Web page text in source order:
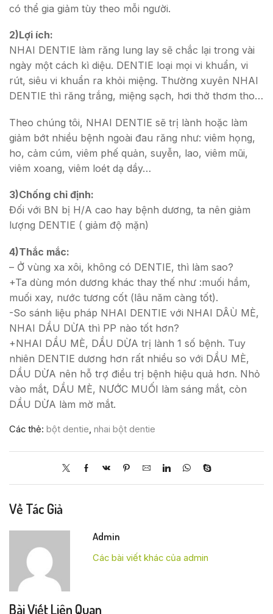
có thể gia giảm tùy theo mỗi người.
2)Lợi ích:
NHAI DENTIE làm răng lung lay sẽ chắc lại trong vài
ngày một cách kì diệu. DENTIE loại mọi vi khuẩn, vi
rút, siêu vi khuẩn ra khỏi miệng. Thường xuyên NHAI
DENTIE thì răng trắng, miệng sạch, hơi thở thơm tho…
Theo chúng tôi, NHAI DENTIE sẽ trị lành hoặc làm
giảm bớt nhiều bệnh ngoài đau răng như: viêm họng,
ho, cảm cúm, viêm phế quản, suyễn, lao, viêm mũi,
viêm xoang, viêm loét dạ dầy…
3)Chống chỉ định:
Đối với BN bị H/A cao hay bệnh dương, ta nên giảm
lượng DENTIE ( giảm độ mặn)
4)Thắc mắc:
– Ở vùng xa xôi, không có DENTIE, thì làm sao?
+Ta dùng món dương khác thay thế như :muối hầm,
muối xay, nước tương cốt (lâu năm càng tốt).
-So sánh liệu pháp NHAI DENTIE với NHAI DÂÙ MÈ,
NHAI DẦU DỪA thì PP nào tốt hơn?
+NHAI DẦU MÈ, DẦU DỪA trị lành 1 số bệnh. Tuy
nhiên DENTIE dương hơn rất nhiều so với DẦU MÈ,
DẦU DỪA nên hỗ trợ điều trị bệnh hiệu quả hơn. Nhỏ
vào mắt, DẦU MÈ, NƯỚC MUỐI làm sáng mắt, còn
DẦU DỪA làm mờ mắt.
Các thẻ: bột dentie, nhai bột dentie
Về Tác Giả
Admin
Các bài viết khác của admin
Bài Viết Liên Quan